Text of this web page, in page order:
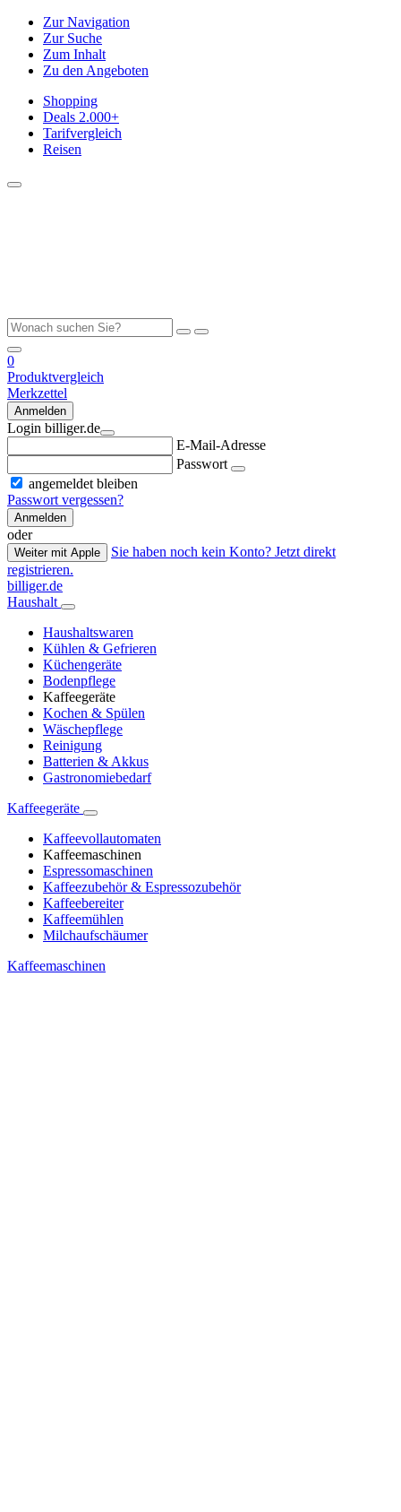
Zur Navigation
Zur Suche
Zum Inhalt
Zu den Angeboten
Shopping
Deals 2.000+
Tarifvergleich
Reisen
0
Produktvergleich
Merkzettel
Anmelden
Login billiger.de
E-Mail-Adresse
Passwort
angemeldet bleiben
Passwort vergessen?
Anmelden
oder
Weiter mit Apple
Sie haben noch kein Konto? Jetzt direkt
registrieren.
billiger.de
Haushalt
Haushaltswaren
Kühlen & Gefrieren
Küchengeräte
Bodenpflege
Kaffeegeräte
Kochen & Spülen
Wäschepflege
Reinigung
Batterien & Akkus
Gastronomiebedarf
Kaffeegeräte
Kaffeevollautomaten
Kaffeemaschinen
Espressomaschinen
Kaffeezubehör & Espressozubehör
Kaffeebereiter
Kaffeemühlen
Milchaufschäumer
Kaffeemaschinen